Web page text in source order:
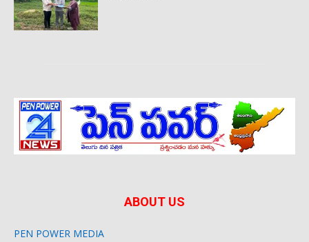
ABOUT US
PEN POWER MEDIA